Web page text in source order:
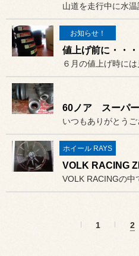
山道を走行中に水温
お知らせ！
値上げ前に・・・
60ノア スーパー
ホイール RAYS
1 2